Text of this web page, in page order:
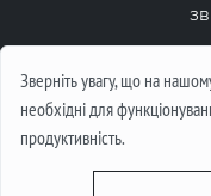
Зверніть увагу, що на
необхідні для
продуктивність.